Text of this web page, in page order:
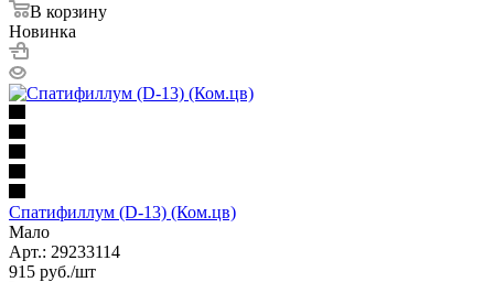
В корзину
Новинка
Спатифиллум (D-13) (Ком.цв)
Мало
Арт.: 29233114
915 руб./шт